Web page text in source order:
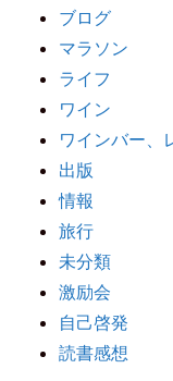
ブログ
マラソン
ライフ
ワイン
ワインバー、
出版
情報
旅行
未分類
激励会
自己啓発
読書感想